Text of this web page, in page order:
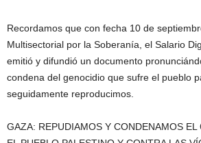
Recordamos que con fecha 10 de
Multisectorial por la Soberanía, el Salario
emitió y difundió un documento
condena del genocidio que sufre el pueblo
seguidamente reproducimos.
GAZA: REPUDIAMOS Y CONDENAMOS